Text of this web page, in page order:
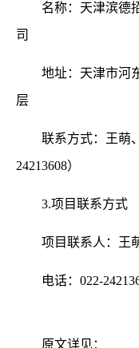
名称：天津滨德
地址：天津市河
联系方式：王萌
3.项目联系方式
项目联系人：王
电话： 022-
原文详见：